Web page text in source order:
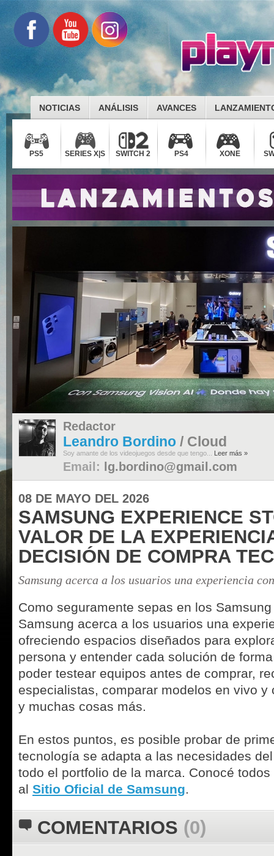
NOTICIAS ANÁLISIS AVANCES
PS5 SERIES X|S SWITCH 2 PS4 XONE
Redactor
Leandro Bordino / Cloud
Soy amante de los videojuegos desde que tengo... Leer más »
Email: lg.bordino@gmail.com
08 DE MAYO DEL 2026
SAMSUNG EXPERIENCE
VALOR DE LA
DECISIÓN DE COMPRA
Samsung acerca a los usuarios una experiencia
Como seguramente sepas en los
Samsung acerca a los usuarios una
ofreciendo espacios diseñados para
persona y entender cada solución de
poder testear equipos antes de comprar,
especialistas, comparar modelos en vivo y
y muchas cosas más.
En estos puntos, es posible probar de
tecnología se adapta a las necesidades
todo el portfolio de la marca. Conocé
al Sitio Oficial de Samsung.
COMENTARIOS (0)